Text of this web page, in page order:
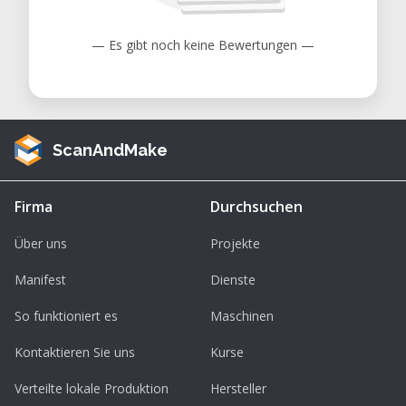
— Es gibt noch keine Bewertungen —
ScanAndMake
Firma
Über uns
Manifest
So funktioniert es
Kontaktieren Sie uns
Verteilte lokale Produktion
Durchsuchen
Projekte
Dienste
Maschinen
Kurse
Hersteller